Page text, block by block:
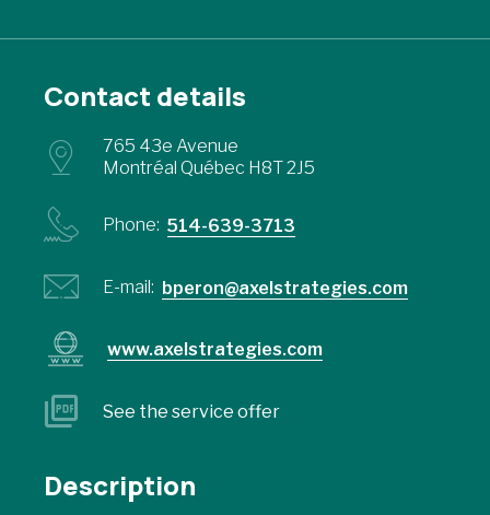
Contact details
765 43e Avenue
Montréal Québec H8T 2J5
Phone: 514-639-3713
E-mail: bperon@axelstrategies.com
www.axelstrategies.com
See the service offer
Description